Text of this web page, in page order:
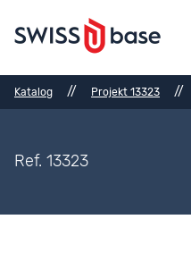
Katalog // Projekt 13323 //
Ref. 13323